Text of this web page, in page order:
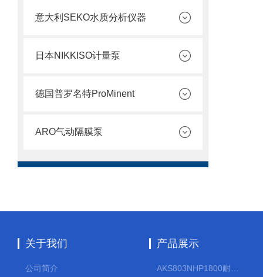
意大利SEKO水质分析仪器
日本NIKKISO计量泵
德国普罗名特ProMinent
ARO气动隔膜泵
关于我们
公司简介
产品展示